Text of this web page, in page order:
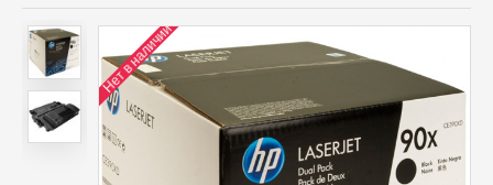
Нет в наличии